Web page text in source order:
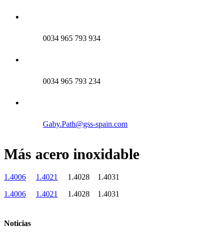
0034 965 793 934
0034 965 793 234
Gaby.Path@gss-spain.com
Más acero inoxidable
1.4006 1.4021
1.4028 1.4031
1.4006
1.4021 1.4028 1.4031
Noticias